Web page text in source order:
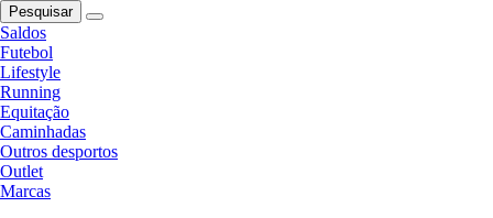
Pesquisar
Saldos
Futebol
Lifestyle
Running
Equitação
Caminhadas
Outros desportos
Outlet
Marcas